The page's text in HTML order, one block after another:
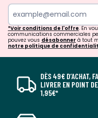
*Voir conditions de l'offre. En
communications commerciales
pouvez vous désabonner à tout
notre politique de
DÈS 49€ D’ACHAT,
LIVRER EN POINT
1,95€*